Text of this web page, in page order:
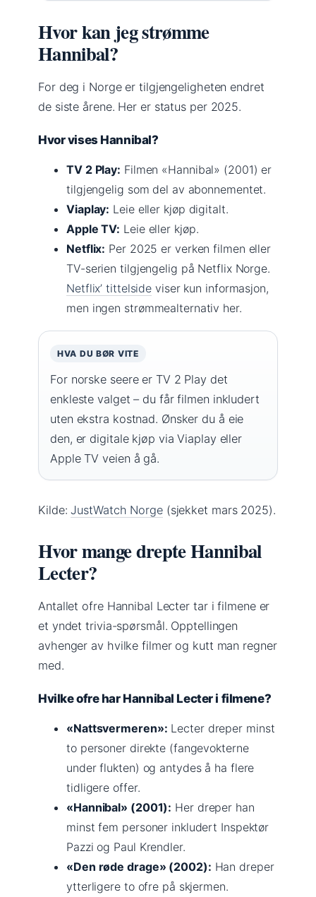
Hvor kan jeg strømme
Hannibal?
For deg i Norge er tilgjengeligheten endret
de siste årene. Her er status per 2025.
Hvor vises Hannibal?
TV 2 Play: Filmen «Hannibal» (2001) er
tilgjengelig som del av abonnementet.
Viaplay: Leie eller kjøp digitalt.
Apple TV: Leie eller kjøp.
Netflix: Per 2025 er verken filmen eller
TV-serien tilgjengelig på Netflix Norge.
Netflix’ tittelside viser kun informasjon,
men ingen strømmealternativ her.
HVA DU BØR VITE
For norske seere er TV 2 Play det
enkleste valget – du får filmen inkludert
uten ekstra kostnad. Ønsker du å eie
den, er digitale kjøp via Viaplay eller
Apple TV veien å gå.
Kilde:JustWatch Norge(sjekket mars 2025).
Hvor mange drepte Hannibal
Lecter?
Antallet ofre Hannibal Lecter tar i filmene er
et yndet trivia-spørsmål. Opptellingen
avhenger av hvilke filmer og kutt man regner
med.
Hvilke ofre har Hannibal Lecter i filmene?
«Nattsvermeren»: Lecter dreper minst
to personer direkte (fangevokterne
under flukten) og antydes å ha flere
tidligere offer.
«Hannibal» (2001): Her dreper han
minst fem personer inkludert Inspektør
Pazzi og Paul Krendler.
«Den røde drage» (2002): Han dreper
ytterligere to ofre på skjermen.